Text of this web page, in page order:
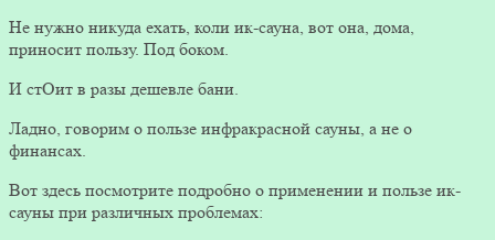
Не нужно никуда ехать, коли ик-сауна, вот она, дома,
приносит пользу. Под боком.
И стОит в разы дешевле бани.
Ладно, говорим о пользе инфракрасной сауны, а не о
финансах.
Вот здесь посмотрите подробно о применении и пользе ик-
сауны при различных проблемах: